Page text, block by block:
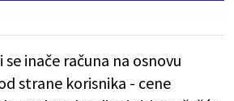
inače računa na osnovu
strane korisnika - cene